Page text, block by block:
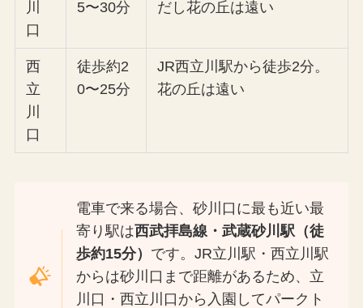
川
口
5〜30分
だし花の丘は遠い
西
立
川
口
徒歩約2
0〜25分
JR西立川駅から徒歩2分。
花の丘は遠い
電車で来る場合、砂川口に最も近い最
寄り駅は西武拝島線・武蔵砂川駅（徒
歩約15分） です。JR立川駅・西立川駅
からは砂川口まで距離があるため、立
川口・西立川口から入園してパークト